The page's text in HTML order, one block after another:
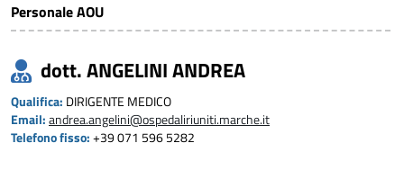
Personale AOU
dott. ANGELINI ANDREA
Qualifica: DIRIGENTE MEDICO
Email: andrea.angelini@ospedaliriuniti.marche.it
Telefono fisso: +39 071 596 5282